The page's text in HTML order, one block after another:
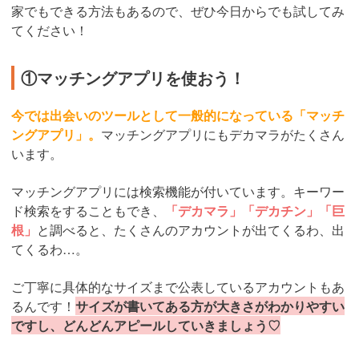
家でもできる方法もあるので、ぜひ今日からでも試してみ
てください！
①マッチングアプリを使おう！
今では出会いのツールとして一般的になっている「マッチ
ングアプリ」。 マッチングアプリにもデカマラがたくさん
います。
マッチングアプリには検索機能が付いています。キーワー
ド検索をすることもでき、
「デカマラ」「デカチン」「巨
根」 と調べると、たくさんのアカウントが出てくるわ、出
てくるわ…。
ご丁寧に具体的なサイズまで公表しているアカウントもあ
るんです！ サイズが書いてある方が大きさがわかりやすい
ですし、どんどんアピールしていきましょう♡